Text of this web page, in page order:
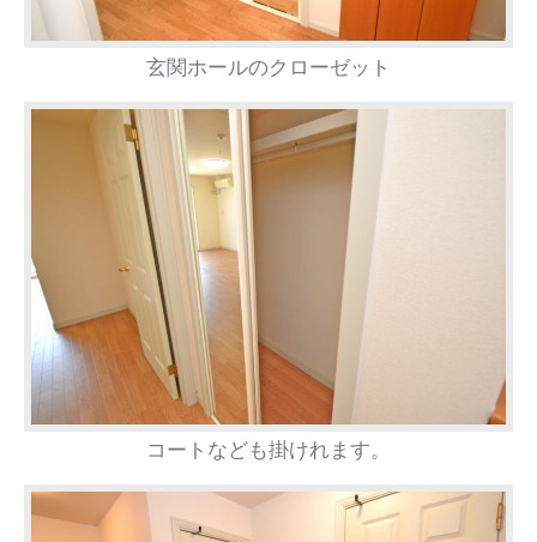
玄関ホールのクローゼット
コートなども掛けれます。